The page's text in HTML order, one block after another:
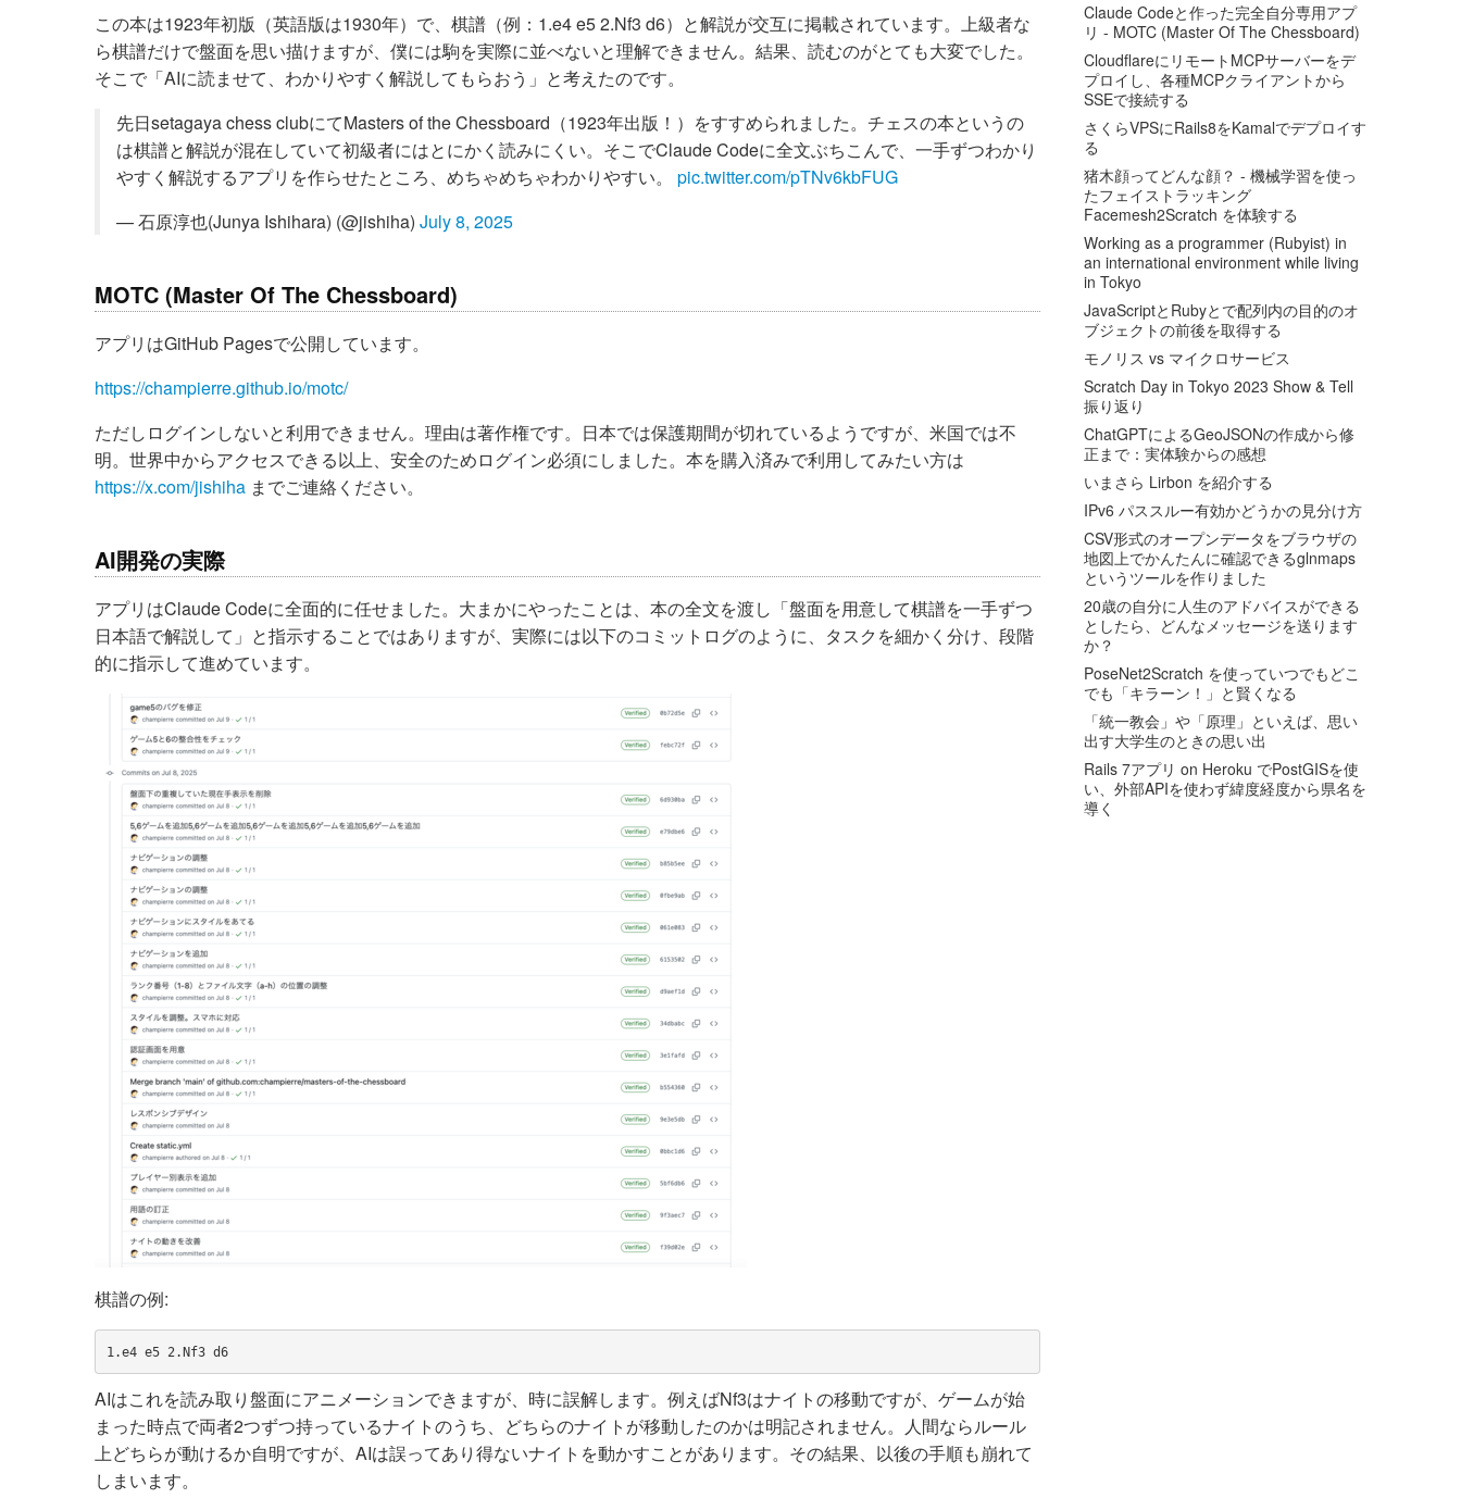
この本は1923年初版（英語版は1930年）で、棋譜（例：1.e4 e5 2.Nf3 d6）と解説が交互に掲載されています。上級者な
ら棋譜だけで盤面を思い描けますが、僕には駒を実際に並べないと理解できません。結果、読むのがとても大変でした。
そこで「AIに読ませて、わかりやすく解説してもらおう」と考えたのです。
先日setagaya chess clubにてMasters of the Chessboard（1923年出版！）をすすめられました。チェスの本というの
は棋譜と解説が混在していて初級者にはとにかく読みにくい。そこでClaude Codeに全文ぶちこんで、一手ずつわかり
やすく解説するアプリを作らせたところ、めちゃめちゃわかりやすい。 pic.twitter.com/pTNv6kbFUG
— 石原淳也(Junya Ishihara) (@jishiha) July 8, 2025
MOTC (Master Of The Chessboard)
アプリはGitHub Pagesで公開しています。
https://champierre.github.io/motc/
ただしログインしないと利用できません。理由は著作権です。日本では保護期間が切れているようですが、米国では不
明。世界中からアクセスできる以上、安全のためログイン必須にしました。本を購入済みで利用してみたい方は
https://x.com/jishiha までご連絡ください。
AI開発の実際
アプリはClaude Codeに全面的に任せました。大まかにやったことは、本の全文を渡し「盤面を用意して棋譜を一手ずつ
日本語で解説して」と指示することではありますが、実際には以下のコミットログのように、タスクを細かく分け、段階
的に指示して進めています。
棋譜の例:
1.e4 e5 2.Nf3 d6
AIはこれを読み取り盤面にアニメーションできますが、時に誤解します。例えばNf3はナイトの移動ですが、ゲームが始
まった時点で両者2つずつ持っているナイトのうち、どちらのナイトが移動したのかは明記されません。人間ならルール
上どちらが動けるか自明ですが、AIは誤ってあり得ないナイトを動かすことがあります。その結果、以後の手順も崩れて
しまいます。
Claude Codeと作った完全自分専用アプ
リ - MOTC (Master Of The Chessboard)
CloudflareにリモートMCPサーバーをデ
プロイし、各種MCPクライアントから
SSEで接続する
さくらVPSにRails8をKamalでデプロイす
る
猪木顔ってどんな顔？ - 機械学習を使っ
たフェイストラッキング
Facemesh2Scratch を体験する
Working as a programmer (Rubyist) in
an international environment while living
in Tokyo
JavaScriptとRubyとで配列内の目的のオ
ブジェクトの前後を取得する
モノリス vs マイクロサービス
Scratch Day in Tokyo 2023 Show & Tell
振り返り
ChatGPTによるGeoJSONの作成から修
正まで：実体験からの感想
いまさら Lirbon を紹介する
IPv6 パススルー有効かどうかの見分け方
CSV形式のオープンデータをブラウザの
地図上でかんたんに確認できるglnmaps
というツールを作りました
20歳の自分に人生のアドバイスができる
としたら、どんなメッセージを送ります
か？
PoseNet2Scratch を使っていつでもどこ
でも「キラーン！」と賢くなる
「統一教会」や「原理」といえば、思い
出す大学生のときの思い出
Rails 7アプリ on Heroku でPostGISを使
い、外部APIを使わず緯度経度から県名を
導く